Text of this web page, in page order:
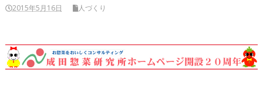
2015年5月16日 人づくり